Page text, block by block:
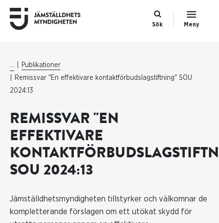
Sök Meny
...
Publikationer
Remissvar "En effektivare kontaktförbudslagstiftning" SOU
2024:13
REMISSVAR "EN
EFFEKTIVARE
SOU 2024:13
Jämställdhetsmyndigheten tillstyrker och välkomnar de
kompletterande förslagen om ett utökat skydd för